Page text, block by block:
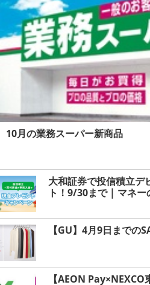
10月の業務スーパー新商品
大和証券で投信積立デ
ト！9/30まで | マネー
【GU】4月9日までの
【AEON